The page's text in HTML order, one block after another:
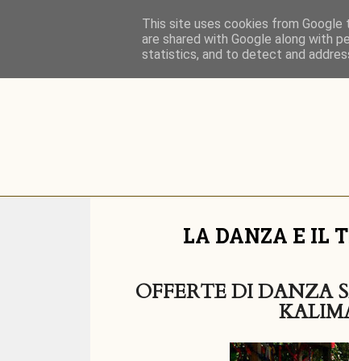
MARIALUISA SALES
ARCHIVIO PROSSIMI EVENTI
LA DANZA E IL
OFFERTE DI DANZA
This site uses cookies from Google
are shared with Google along with
statistics, and to detect and